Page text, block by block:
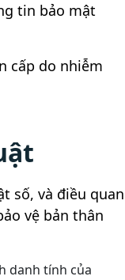
tin bảo mật
cấp do nhiễm
số, và điều quan
vệ bản thân
danh tính của